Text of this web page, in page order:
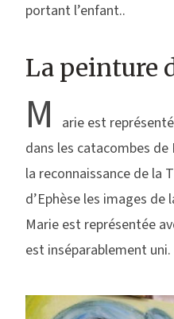
portant l’enfant..
La peinture
M
arie est
dans les catacombes de
la reconnaissance de la
d’Ephèse les images de
Marie est représentée
est inséparablement uni.